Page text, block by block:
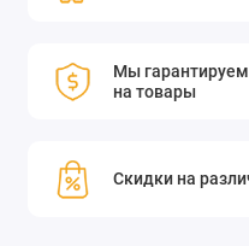
Мы
на товары
Скидки на